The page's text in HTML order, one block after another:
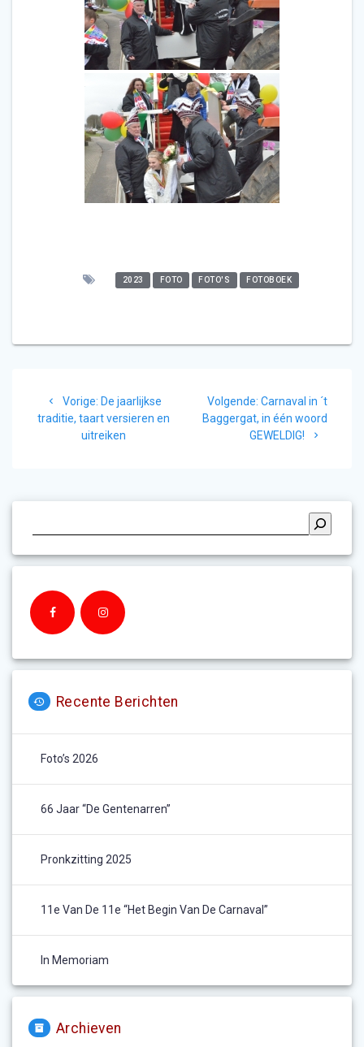
2023 FOTO FOTO'S FOTOBOEK
navigatie
Vorige: Vorig
bericht:
De jaarlijkse
traditie, taart versieren en
uitreiken
Volgende: Volgend
bericht:
Carnaval in ´t
Baggergat, in één woord
GEWELDIG!
Recente Berichten
Foto’s 2026
66 Jaar “De Gentenarren”
Pronkzitting 2025
11e Van De 11e “het Begin Van De Carnaval”
In Memoriam
Archieven